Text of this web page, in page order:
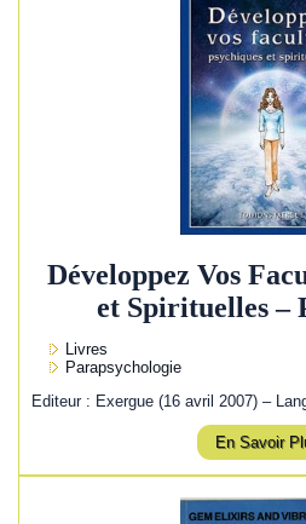
Développez Vos
et Spirituelles –
Livres
Parapsychologie
Editeur : Exergue (16 avril 2007) –
En Savoir